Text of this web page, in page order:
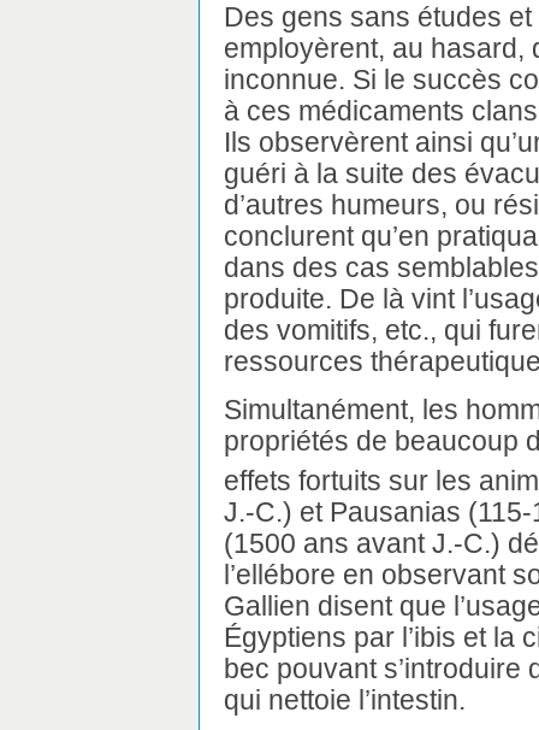
Des gens sans études
employèrent, au hasard,
inconnue. Si le succès
à ces médicaments
Ils observèrent ainsi
guéri à la suite des
d’autres humeurs, ou
conclurent qu’en
dans des cas
produite. De là vint
des vomitifs, etc., qui
ressources
Simultanément, les
propriétés de beaucoup
effets fortuits sur les
J.-C.) et Pausanias
(1500 ans avant J.-C.)
l’ellébore en observant
Gallien disent que
Égyptiens par l’ibis et la
bec pouvant s’introduire
qui nettoie l’intestin.